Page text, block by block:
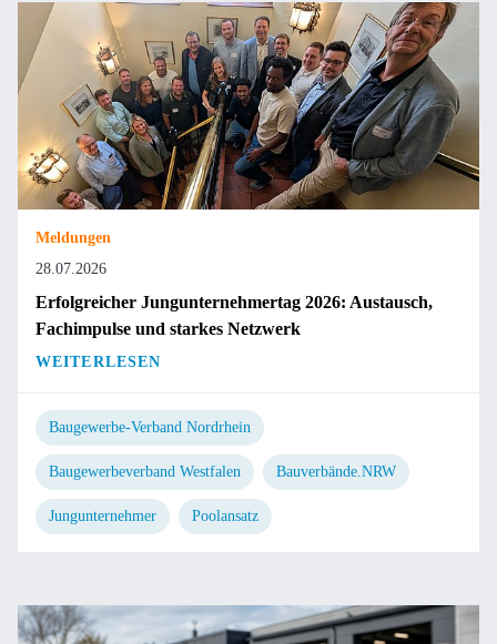
Meldungen
28.07.2026
Erfolgreicher Jungunternehmertag 2026: Austausch,
Fachimpulse und starkes Netzwerk
WEITERLESEN
Baugewerbe-Verband Nordrhein
Baugewerbeverband Westfalen Bauverbände.NRW
Jungunternehmer Poolansatz